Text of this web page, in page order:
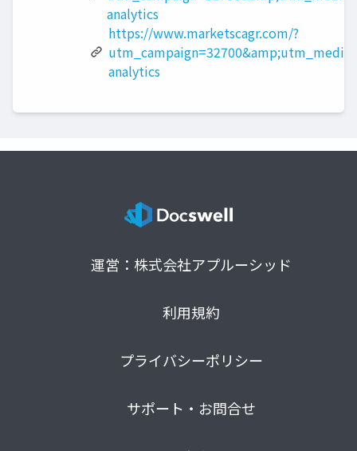
analytics
https://www.marketscagr.com/?
analytics
運営：株式会社アプルーシッド
利用規約
プライバシーポリシー
サポート・お問合せ